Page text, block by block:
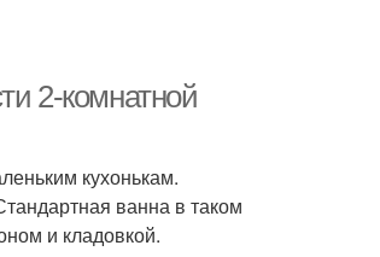
2-комнатной
кухонькам.
ванна в таком
и кладовкой.